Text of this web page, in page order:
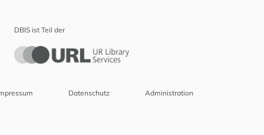
DBIS ist Teil der
Datenschutz Administration